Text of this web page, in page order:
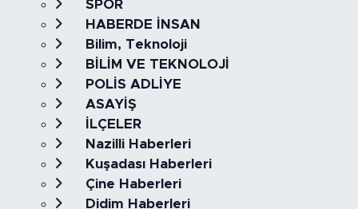
SPOR
HABERDE İNSAN
Bilim, Teknoloji
BİLİM VE TEKNOLOJİ
POLİS ADLİYE
ASAYİŞ
İLÇELER
Nazilli Haberleri
Kuşadası Haberleri
Çine Haberleri
Didim Haberleri